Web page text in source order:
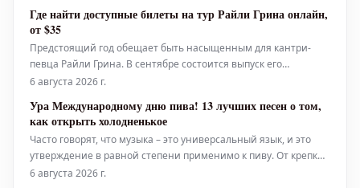
крупными звукозаписывающими компаниями, как Warner и
Sony, Сепеда принял решение продо
Где найти доступные билеты на тур Райли Грина онлайн,
от $35
Предстоящий год обещает быть насыщенным для кантри-
певца Райли Грина. В сентябре состоится выпуск его
четвёртого студийного альбома «That’s Just Me», а также Грин
Voice». В настоящее время Райли Грин проводит св
6 августа 2026 г.
Ура Международному дню пива! 13 лучших песен о том,
как открыть холодненькое
Часто говорят, что музыка – это универсальный язык, и это
утверждение в равной степени применимо к пиву. От крепких
стаутов и хрустящих IPA до освежающих пилснеров и темных
6 августа 2026 г.